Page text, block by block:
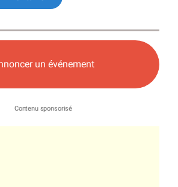
un événement